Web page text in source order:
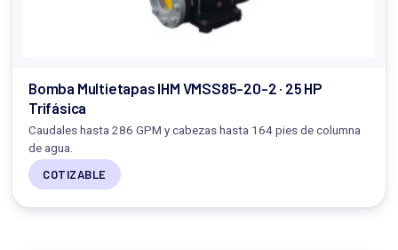
Bomba Multietapas IHM VMSS85-20-2 · 25 HP
Trifásica
Caudales hasta 286 GPM y cabezas hasta 164 pies de columna
de agua.
COTIZABLE